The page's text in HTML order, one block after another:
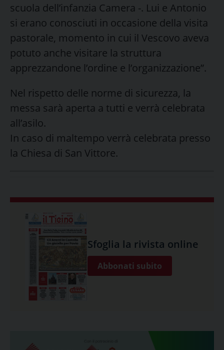
scuola dell’infanzia Camera -. Lui e Antonio
si erano conosciuti in occasione della visita
pastorale, momento in cui il Vescovo aveva
potuto anche visitare la struttura
apprezzandone l’ordine e l’organizzazione”.
Nel rispetto delle norme di sicurezza, la
messa sarà aperta a tutti e verrà celebrata
all’asilo.
In caso di maltempo verrà celebrata presso
la Chiesa di San Vittore.
Sfoglia la rivista online
Abbonati subito